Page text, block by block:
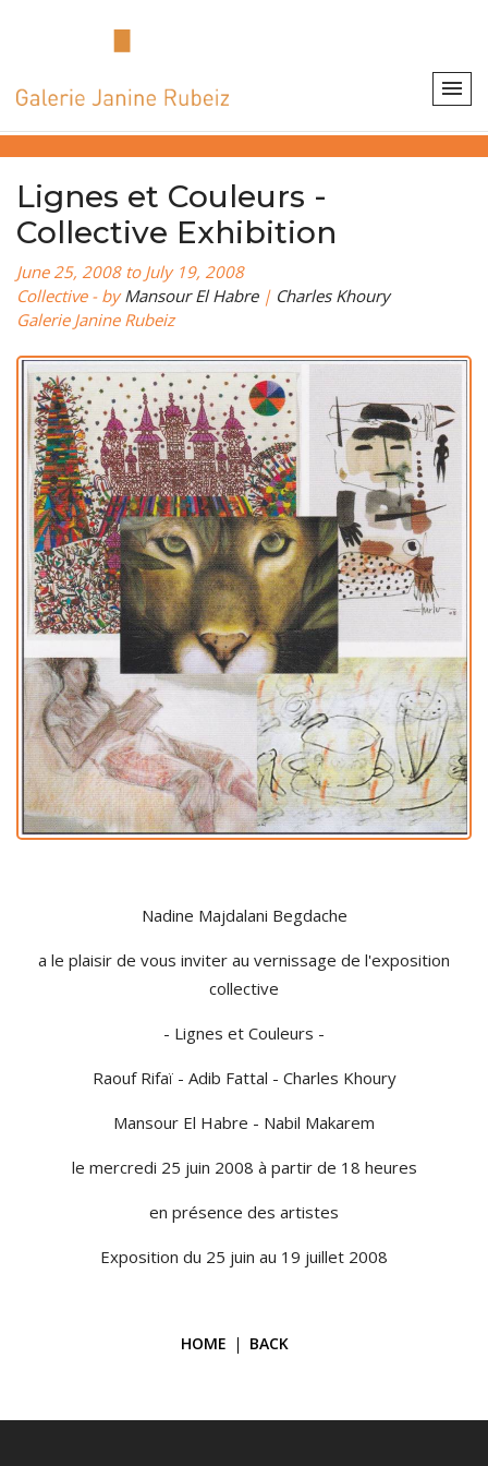
Lignes et Couleurs -
Collective Exhibition
June 25, 2008 to July 19, 2008
Collective - byMansour El Habre| Charles Khoury
Galerie Janine Rubeiz
Nadine Majdalani Begdache
a le plaisir de vous inviter au vernissage de l'exposition
collective
- Lignes et Couleurs -
Raouf Rifaï - Adib Fattal - Charles Khoury
Mansour El Habre - Nabil Makarem
le mercredi 25 juin 2008 à partir de 18 heures
en présence des artistes
Exposition du 25 juin au 19 juillet 2008
HOME BACK